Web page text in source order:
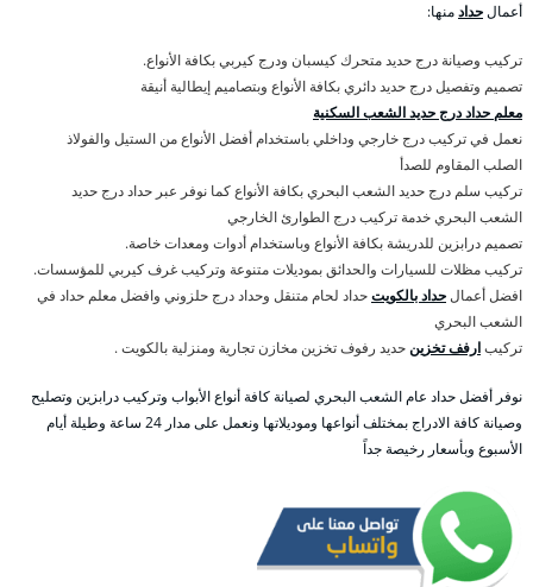
أعمالحدادمنها:
تركيب وصيانة درج حديد متحرك كيسبان ودرج كيربي بكافة الأنواع.
تصميم وتفصيل درج حديد دائري بكافة الأنواع وبتصاميم إيطالية أنيقة
معلم حداد درج حديد الشعب السكنية
نعمل في تركيب درج خارجي وداخلي باستخدام أفضل الأنواع من الستيل والفولاذ
الصلب المقاوم للصدأ
تركيب سلم درج حديد الشعب البحري بكافة الأنواع كما نوفر عبر حداد درج حديد
الشعب البحري خدمة تركيب درج الطوارئ الخارجي
تصميم درابزين للدريشة بكافة الأنواع وباستخدام أدوات ومعدات خاصة.
تركيب مظلات للسيارات والحدائق بموديلات متنوعة وتركيب غرف كيربي للمؤسسات.
افضل أعمالحداد بالكويتحداد لحام متنقل وحداد درج حلزوني وافضل معلم حداد في
الشعب البحري
تركيبارفف تخزينحديد رفوف تخزين مخازن تجارية ومنزلية بالكويت .
نوفر أفضل حداد عام الشعب البحري لصيانة كافة أنواع الأبواب وتركيب درابزين وتصليح
وصيانة كافة الادراج بمختلف أنواعها وموديلاتها ونعمل على مدار 24 ساعة وطيلة أيام
الأسبوع وبأسعار رخيصة جداً